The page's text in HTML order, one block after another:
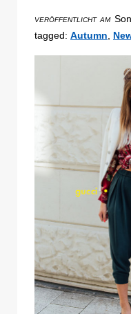
VERÖFFENTLICHT AM
tagged: Autumn,